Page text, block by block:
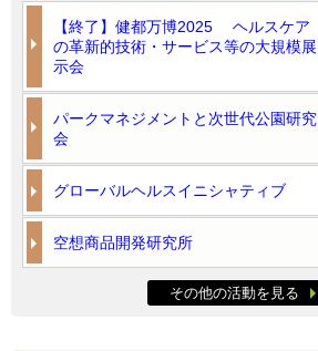
【終了】健都万博2025 ヘルスケア
の革新的技術・サービス等の大規模展
示会
パークマネジメントと次世代公園研究
会
グローバルヘルスイニシャティブ
空想商品開発研究所
その他の活動を見る